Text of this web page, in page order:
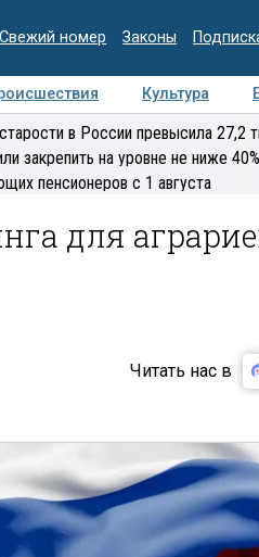
Свежий номер Законы
Культура
Интервью
в России превысила 27,2
закрепить на уровне не ниже
пенсионеров с 1 августа
для
Читать нас в